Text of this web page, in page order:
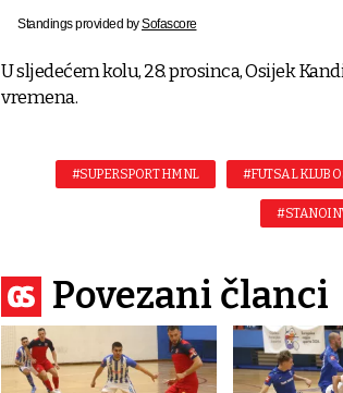
Standings provided bySofascore
U sljedećem kolu, 28. prosinca, Osijek
vremena.
#SUPERSPORT HMNL #FUTSAL KLUB
Povezani članci